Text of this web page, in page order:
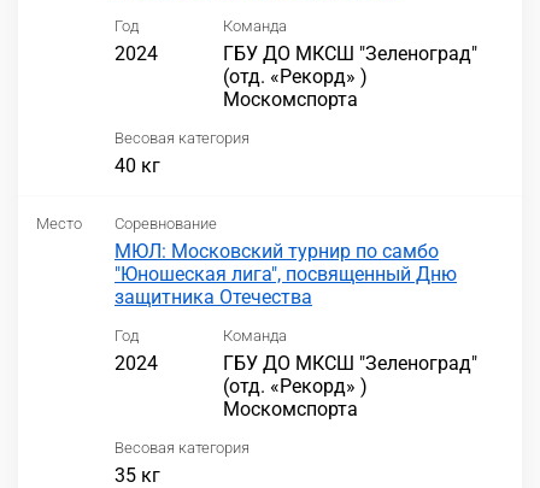
Год
2024
Команда
ГБУ ДО МКСШ "Зеленоград"
(отд. «Рекорд» )
Москомспорта
Весовая категория
40 кг
Место Соревнование
МЮЛ: Московский турнир по самбо
"Юношеская лига", посвященный Дню
защитника Отечества
Год
2024
Команда
ГБУ ДО МКСШ "Зеленоград"
(отд. «Рекорд» )
Москомспорта
Весовая категория
35 кг